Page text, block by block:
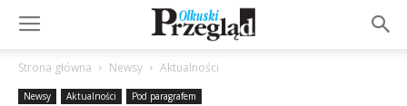
Strona główna Newsy Aktualności
Newsy Aktualności Pod paragrafem